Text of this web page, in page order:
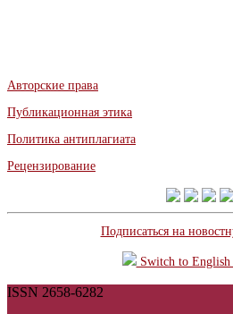
Авторские права
Публикационная этика
Политика антиплагиата
Рецензирование
Подписаться на
Switch to English
ISSN 2658-6282